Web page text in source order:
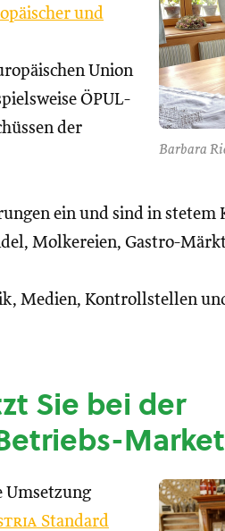
Barbara
und
Union
ÖPUL-
der
ein und sind in stetem
Molkereien, Gastro-
Medien, Kontrollstellen
Sie bei der
Umsetzung
Standard